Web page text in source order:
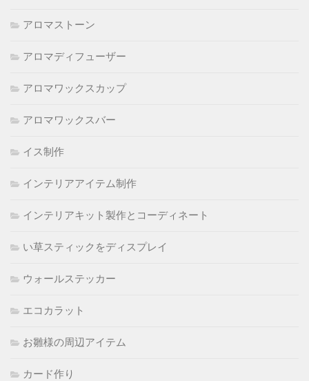
アロマストーン
アロマディフューザー
アロマワックスカップ
アロマワックスバー
イス制作
インテリアアイテム制作
インテリアキット製作とコーディネート
い草スティックをディスプレイ
ウォールステッカー
エコカラット
お雛様の周辺アイテム
カード作り